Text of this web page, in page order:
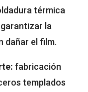
térmica
la
dañar el film.
fabricación
templados